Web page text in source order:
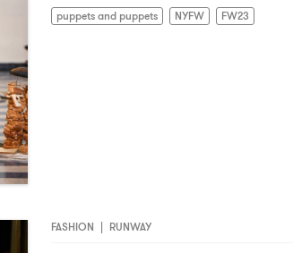
puppets and puppets NYFW FW23
FASHION | RUNWAY